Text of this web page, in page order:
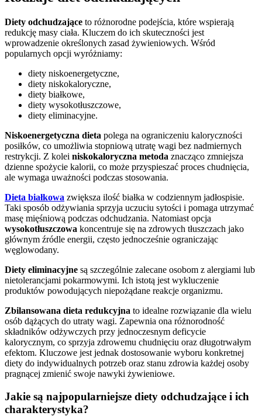
Diety odchudzające to różnorodne podejścia, które wspierają
redukcję masy ciała. Kluczem do ich skuteczności jest
wprowadzenie określonych zasad żywieniowych. Wśród
popularnych opcji wyróżniamy:
diety niskoenergetyczne,
diety niskokaloryczne,
diety białkowe,
diety wysokotłuszczowe,
diety eliminacyjne.
Niskoenergetyczna dieta polega na ograniczeniu kaloryczności
posiłków, co umożliwia stopniową utratę wagi bez nadmiernych
restrykcji. Z kolei niskokaloryczna metoda znacząco zmniejsza
dzienne spożycie kalorii, co może przyspieszać proces chudnięcia,
ale wymaga uważności podczas stosowania.
Dieta białkowa zwiększa ilość białka w codziennym jadłospisie.
Taki sposób odżywiania sprzyja uczuciu sytości i pomaga utrzymać
masę mięśniową podczas odchudzania. Natomiast opcja
wysokotłuszczowa koncentruje się na zdrowych tłuszczach jako
głównym źródle energii, często jednocześnie ograniczając
węglowodany.
Diety eliminacyjne są szczególnie zalecane osobom z alergiami lub
nietolerancjami pokarmowymi. Ich istotą jest wykluczenie
produktów powodujących niepożądane reakcje organizmu.
Zbilansowana dieta redukcyjna to idealne rozwiązanie dla wielu
osób dążących do utraty wagi. Zapewnia ona różnorodność
składników odżywczych przy jednoczesnym deficycie
kalorycznym, co sprzyja zdrowemu chudnięciu oraz długotrwałym
efektom. Kluczowe jest jednak dostosowanie wyboru konkretnej
diety do indywidualnych potrzeb oraz stanu zdrowia każdej osoby
pragnącej zmienić swoje nawyki żywieniowe.
Jakie są najpopularniejsze diety odchudzające i ich
charakterystyka?